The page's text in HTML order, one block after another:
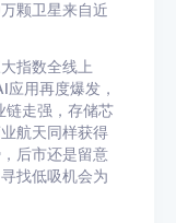
颗卫星来自近
指数全线上
用再度爆发，
链走强，存储芯
航天同样获得
后市还是留意
找低吸机会为